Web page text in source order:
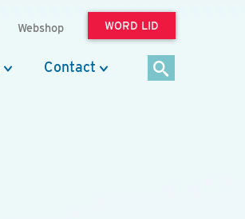
Webshop WORD LID
Contact